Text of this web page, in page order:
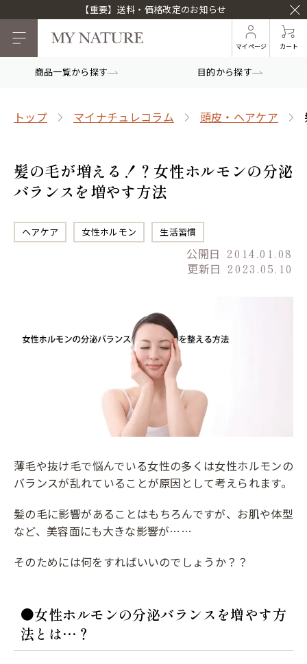
【重要】送料・価格改定のお知らせ
マイページ カート
商品一覧から探す 目的から探す
トップ マイナチュレコラム 頭皮・ヘアケア
髪の毛が増える！？女性ホルモンの分泌
バランスを増やす方法
ヘアケア 女性ホルモン 生活習慣
公開日 2014.01.08
更新日 2023.05.10
薄毛や抜け毛で悩んでいる女性の多くは女性ホルモンの
バランスが乱れていることが原因として考えられます。
髪の毛に影響があることはもちろんですが、お肌や体型
など、美容面にも大きな影響が……
そのためには何をすればいいのでしょうか？？
●女性ホルモンの分泌バランスを増やす方
法とは…？